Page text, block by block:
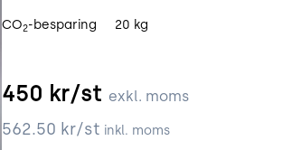
CO2-besparing 20 kg
450 kr/st exkl. moms
562.50 kr/st inkl. moms